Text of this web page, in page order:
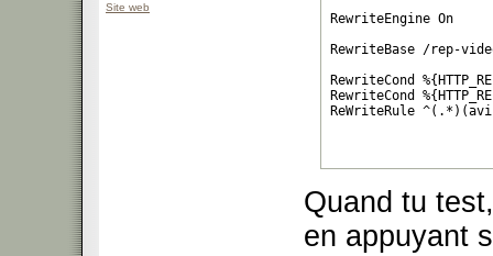
Site web
RewriteEngine On
RewriteBase /rep-
RewriteCond
RewriteCond
ReWriteRule
Quand tu
en appuyant